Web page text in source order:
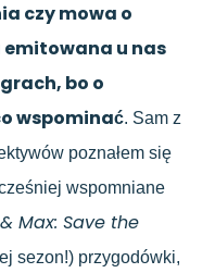
czy mowa o
u nas
bo o
wspominać. Sam z
poznałem się
wspomniane
Max: Save the
sezon!) przygodówki,